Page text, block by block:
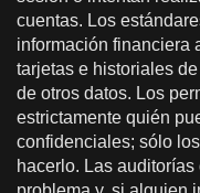
cuentas. Los
información financiera
tarjetas e historiales
de otros datos. Los
estrictamente quién
confidenciales; sólo
hacerlo. Las